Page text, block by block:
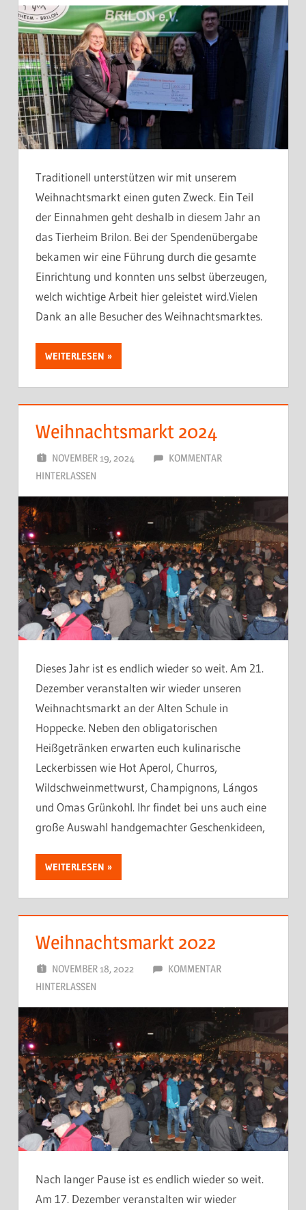
Traditionell unterstützen wir mit unserem
Weihnachtsmarkt einen guten Zweck. Ein Teil
der Einnahmen geht deshalb in diesem Jahr an
das Tierheim Brilon. Bei der Spendenübergabe
bekamen wir eine Führung durch die gesamte
Einrichtung und konnten uns selbst überzeugen,
welch wichtige Arbeit hier geleistet wird.Vielen
Dank an alle Besucher des Weihnachtsmarktes.
WEITERLESEN
Weihnachtsmarkt 2024
NOVEMBER 19, 2024 DORFJUGEND
KOMMENTAR
HINTERLASSEN
Dieses Jahr ist es endlich wieder so weit. Am 21.
Dezember veranstalten wir wieder unseren
Weihnachtsmarkt an der Alten Schule in
Hoppecke. Neben den obligatorischen
Heißgetränken erwarten euch kulinarische
Leckerbissen wie Hot Aperol, Churros,
Wildschweinmettwurst, Champignons, Lángos
und Omas Grünkohl. Ihr findet bei uns auch eine
große Auswahl handgemachter Geschenkideen,
WEITERLESEN
Weihnachtsmarkt 2022
NOVEMBER 18, 2022 DORFJUGEND
KOMMENTAR
HINTERLASSEN
Nach langer Pause ist es endlich wieder so weit.
Am 17. Dezember veranstalten wir wieder